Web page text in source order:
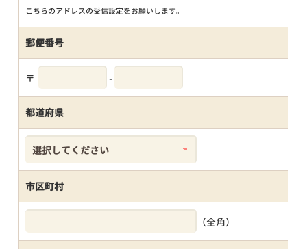
こちらのアドレスの受信設定をお願いします。
郵便番号
〒 -
都道府県
市区町村
（全角）